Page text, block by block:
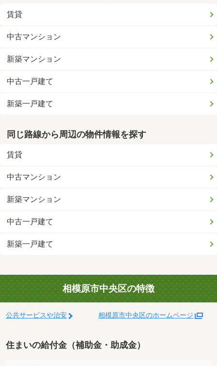
賃貸
中古マンション
新築マンション
中古一戸建て
新築一戸建て
同じ路線から周辺の物件情報を探す
賃貸
中古マンション
新築マンション
中古一戸建て
新築一戸建て
相模原市中央区の特徴
公共サービスや治安 相模原市中央区のホームページ
住まいの給付金（補助金・助成金）